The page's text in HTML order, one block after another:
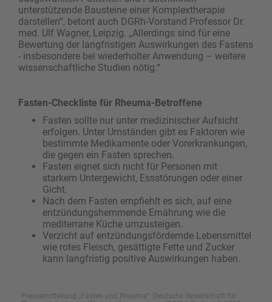
unterstützende Bausteine einer Komplextherapie
darstellen“, betont auch DGRh-Vorstand Professor Dr.
med. Ulf Wagner, Leipzig. „Allerdings sind für eine
Bewertung der langfristigen Auswirkungen des Fastens
- insbesondere bei wiederholter Anwendung – weitere
wissenschaftliche Studien nötig.“
Fasten-Checkliste für Rheuma-Betroffene
Fasten sollte nur unter medizinischer Aufsicht
erfolgen. Unter Umständen gibt es Faktoren wie
bestimmte Medikamente oder Vorerkrankungen,
die gegen ein Fasten sprechen.
Fasten eignet sich nicht für Personen mit
starkem Untergewicht, Essstörungen oder einer
Gicht.
Nach dem Fasten empfiehlt es sich, auf eine
entzündungshemmende Ernährung wie die
mediterrane Küche umzusteigen.
Verzicht auf entzündungsfördernde Lebensmittel
wie rotes Fleisch, gesättigte Fette und Zucker
kann langfristig positive Auswirkungen haben.
Pressemitteilung „Fasten und Rheuma“. Deutsche Gesellschaft für